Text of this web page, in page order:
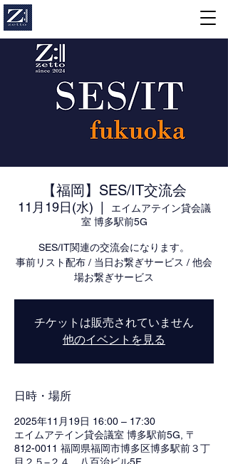
【福岡】SES/IT交流会
11月19日(水)
エイムアテイン貸会議
室 博多駅前5G
SES/IT関連の交流会になります。
事前リスト配布 / 当日お繋ぎサービス / 他会
場お繋ぎサービス
チケットは販売されていません
他のイベントを見る
日時・場所
2025年11月19日 16:00 – 17:30
エイムアテイン貸会議室 博多駅前5G, 〒
812-0011 福岡県福岡市博多区博多駅前３丁